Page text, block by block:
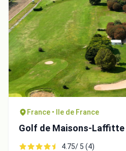
France • Ile de France
Golf de Maisons-Laffitte
4.75/ 5 (4)